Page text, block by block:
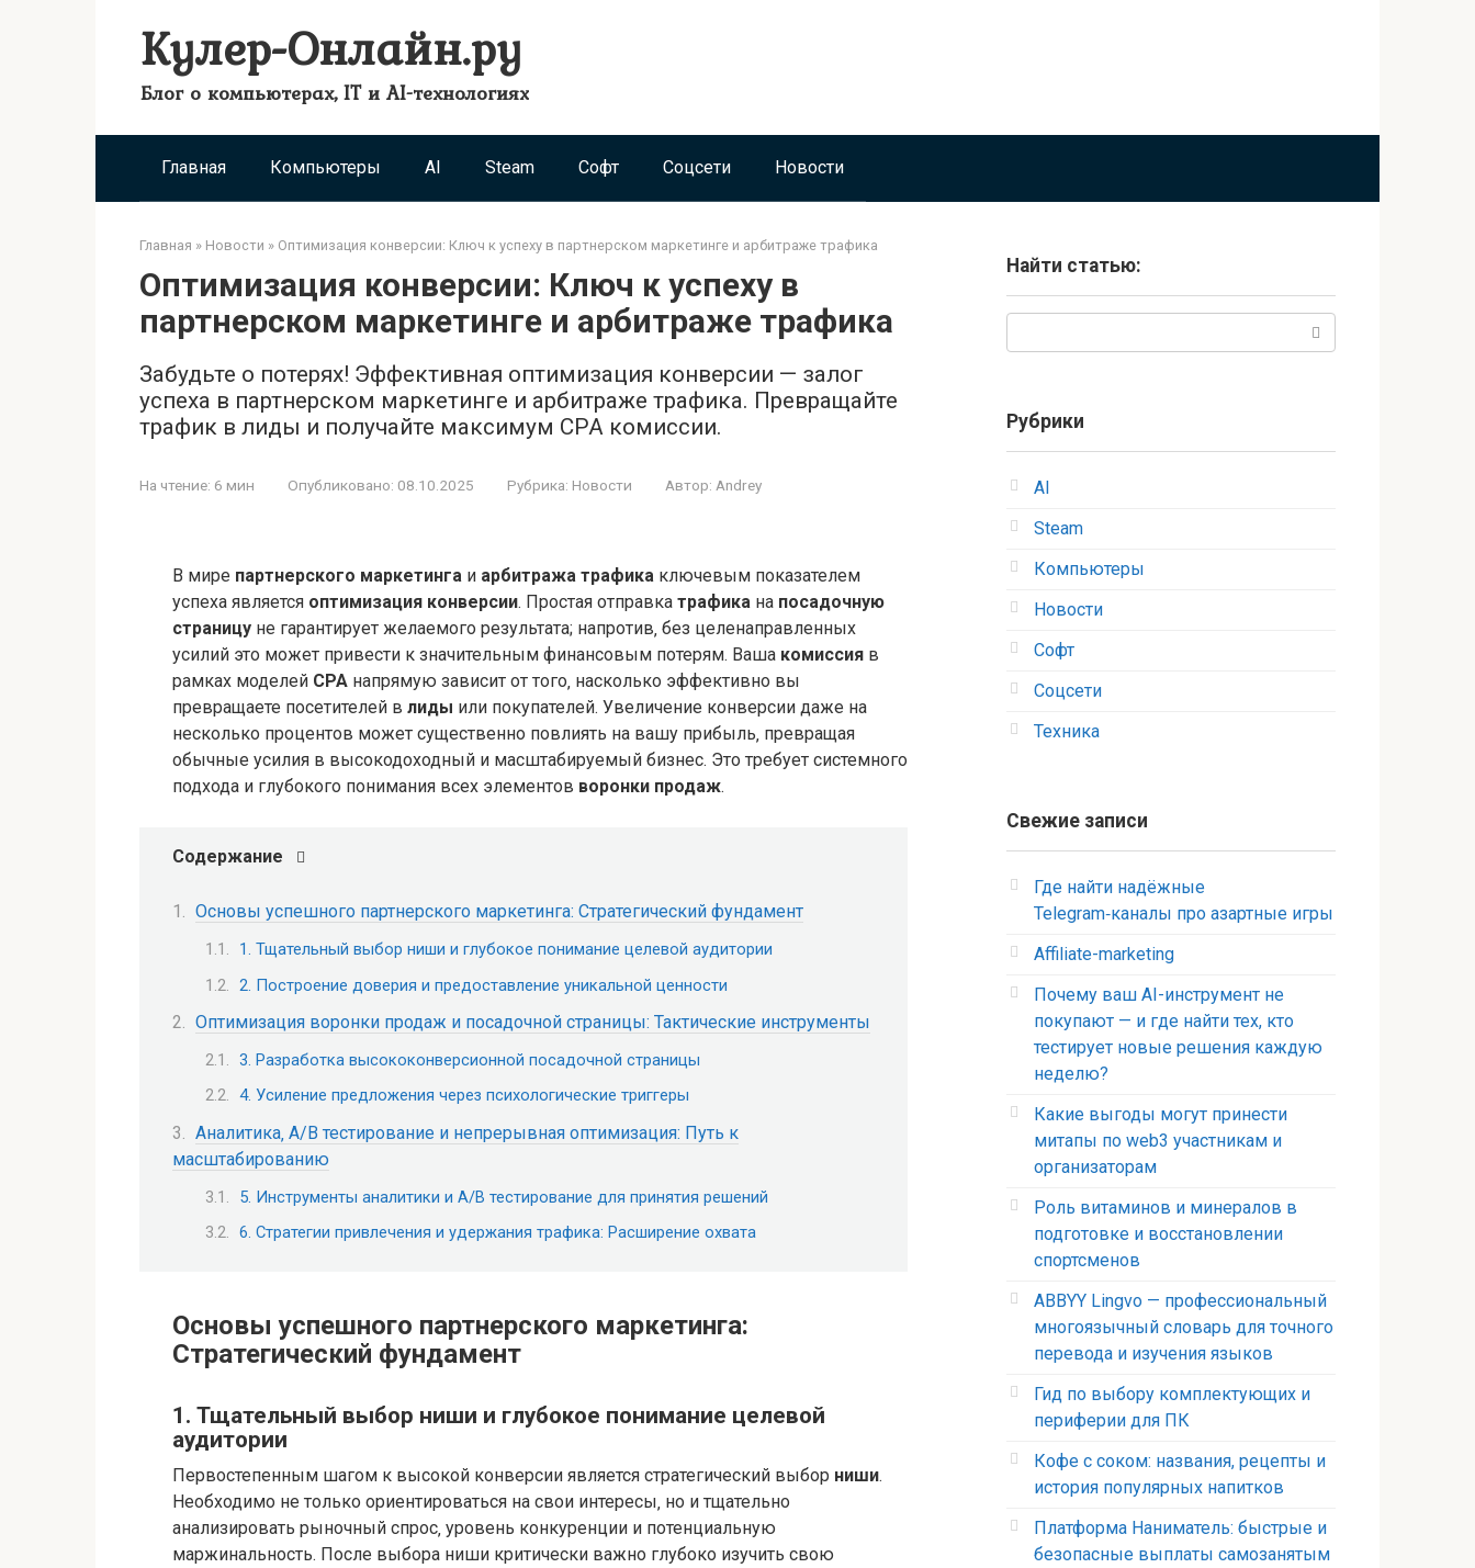
Кулер-Онлайн.ру
Блог о компьютерах, IT и AI-технологиях
Главная Компьютеры AI Steam Софт Соцсети Новости
Главная » Новости » Оптимизация конверсии: Ключ к успеху в партнерском маркетинге и арбитраже трафика
Оптимизация конверсии: Ключ к успеху в
партнерском маркетинге и арбитраже трафика
Забудьте о потерях! Эффективная оптимизация конверсии — залог
успеха в партнерском маркетинге и арбитраже трафика. Превращайте
трафик в лиды и получайте максимум CPA комиссии.
На чтение: 6 мин Опубликовано: 08.10.2025 Рубрика: Новости Автор: Andrey
В мире партнерского маркетинга и арбитража трафика ключевым показателем
успеха является оптимизация конверсии. Простая отправка трафика на посадочную
страницу не гарантирует желаемого результата; напротив‚ без целенаправленных
усилий это может привести к значительным финансовым потерям. Ваша комиссия в
рамках моделей CPA напрямую зависит от того‚ насколько эффективно вы
превращаете посетителей в лиды или покупателей. Увеличение конверсии даже на
несколько процентов может существенно повлиять на вашу прибыль‚ превращая
обычные усилия в высокодоходный и масштабируемый бизнес. Это требует системного
подхода и глубокого понимания всех элементов воронки продаж.
Содержание
Основы успешного партнерского маркетинга: Стратегический фундамент
1. Тщательный выбор ниши и глубокое понимание целевой аудитории
2. Построение доверия и предоставление уникальной ценности
Оптимизация воронки продаж и посадочной страницы: Тактические инструменты
3. Разработка высококонверсионной посадочной страницы
4. Усиление предложения через психологические триггеры
Аналитика‚ A/B тестирование и непрерывная оптимизация: Путь к
масштабированию
5. Инструменты аналитики и A/B тестирование для принятия решений
6. Стратегии привлечения и удержания трафика: Расширение охвата
Основы успешного партнерского маркетинга:
Стратегический фундамент
1. Тщательный выбор ниши и глубокое понимание целевой
аудитории
Первостепенным шагом к высокой конверсии является стратегический выбор ниши.
Необходимо не только ориентироваться на свои интересы‚ но и тщательно
анализировать рыночный спрос‚ уровень конкуренции и потенциальную
маржинальность. После выбора ниши критически важно глубоко изучить свою
Найти статью:
Рубрики
AI
Steam
Компьютеры
Новости
Софт
Соцсети
Техника
Свежие записи
Где найти надёжные
Telegram‑каналы про азартные игры
Affiliate-marketing
Почему ваш AI-инструмент не
покупают — и где найти тех, кто
тестирует новые решения каждую
неделю?
Какие выгоды могут принести
митапы по web3 участникам и
организаторам
Роль витаминов и минералов в
подготовке и восстановлении
спортсменов
ABBYY Lingvo — профессиональный
многоязычный словарь для точного
перевода и изучения языков
Гид по выбору комплектующих и
периферии для ПК
Кофе с соком: названия, рецепты и
история популярных напитков
Платформа Наниматель: быстрые и
безопасные выплаты самозанятым